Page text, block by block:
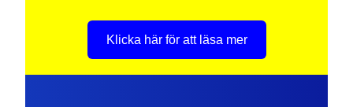
Klicka här för att läsa mer